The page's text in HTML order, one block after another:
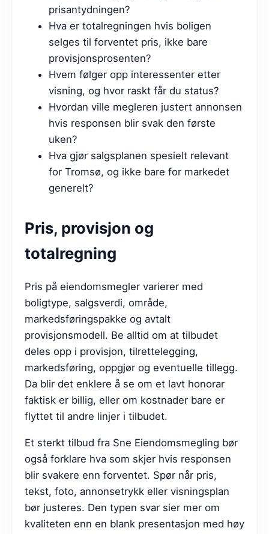
prisantydningen?
Hva er totalregningen hvis boligen
selges til forventet pris, ikke bare
provisjonsprosenten?
Hvem følger opp interessenter etter
visning, og hvor raskt får du status?
Hvordan ville megleren justert annonsen
hvis responsen blir svak den første
uken?
Hva gjør salgsplanen spesielt relevant
for Tromsø, og ikke bare for markedet
generelt?
Pris, provisjon og
totalregning
Pris på eiendomsmegler varierer med
boligtype, salgsverdi, område,
markedsføringspakke og avtalt
provisjonsmodell. Be alltid om at tilbudet
deles opp i provisjon, tilrettelegging,
markedsføring, oppgjør og eventuelle tillegg.
Da blir det enklere å se om et lavt honorar
faktisk er billig, eller om kostnader bare er
flyttet til andre linjer i tilbudet.
Et sterkt tilbud fra Sne Eiendomsmegling bør
også forklare hva som skjer hvis responsen
blir svakere enn forventet. Spør når pris,
tekst, foto, annonsetrykk eller visningsplan
bør justeres. Den typen svar sier mer om
kvaliteten enn en blank presentasjon med høy